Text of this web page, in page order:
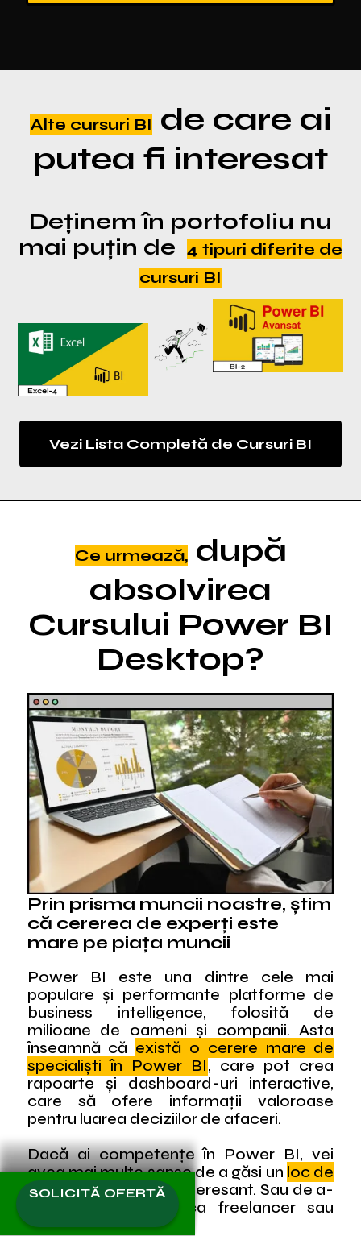
SOLICITĂ OFERTĂ
Alte cursuri BI de care ai
putea fi interesat
Deținem în portofoliu nu
mai puțin de 4 tipuri diferite de
cursuri BI
Vezi Lista Completă de Cursuri BI
Ce urmează,după
absolvirea
Cursului Power BI
Desktop?
Prin prisma muncii noastre, știm
că cererea de experți este
mare pe piața muncii
Power BI este una dintre cele mai
populare și performante platforme de
business intelligence, folosită de
milioane de oameni și companii. Asta
înseamnă că există o cerere mare de
specialiști în Power BI, care pot crea
rapoarte și dashboard-uri interactive,
care să ofere informații valoroase
pentru luarea deciziilor de afaceri.
Dacă ai competențe în Power BI, vei
avea mai multe șanse de a găsi un loc de
muncă bine plătitși interesant. Sau de a-
ți crește veniturile ca freelancer sau
consultant.